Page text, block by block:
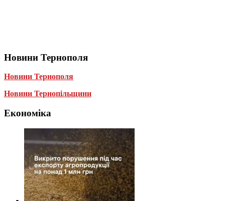
Новини Тернополя
Новини Тернополя
Новини Тернопільщини
Економіка